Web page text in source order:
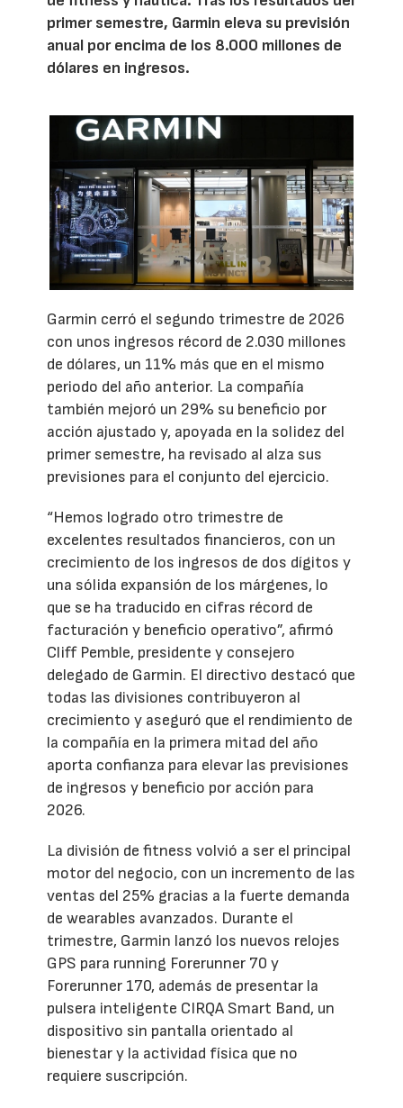
primer semestre, Garmin eleva su previsión
anual por encima de los 8.000 millones de
dólares en ingresos.
Garmin cerró el segundo trimestre de 2026
con unos ingresos récord de 2.030 millones
de dólares, un 11% más que en el mismo
periodo del año anterior. La compañía
también mejoró un 29% su beneficio por
acción ajustado y, apoyada en la solidez del
primer semestre, ha revisado al alza sus
previsiones para el conjunto del ejercicio.
“Hemos logrado otro trimestre de
excelentes resultados financieros, con un
crecimiento de los ingresos de dos dígitos y
una sólida expansión de los márgenes, lo
que se ha traducido en cifras récord de
facturación y beneficio operativo”, afirmó
Cliff Pemble, presidente y consejero
delegado de Garmin. El directivo destacó que
todas las divisiones contribuyeron al
crecimiento y aseguró que el rendimiento de
la compañía en la primera mitad del año
aporta confianza para elevar las previsiones
de ingresos y beneficio por acción para
2026.
La división de fitness volvió a ser el principal
motor del negocio, con un incremento de las
ventas del 25% gracias a la fuerte demanda
de wearables avanzados. Durante el
trimestre, Garmin lanzó los nuevos relojes
GPS para running Forerunner 70 y
Forerunner 170, además de presentar la
pulsera inteligente CIRQA Smart Band, un
dispositivo sin pantalla orientado al
bienestar y la actividad física que no
requiere suscripción.